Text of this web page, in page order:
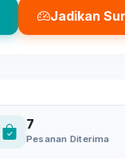
Jadikan
7
Pesanan Diterima